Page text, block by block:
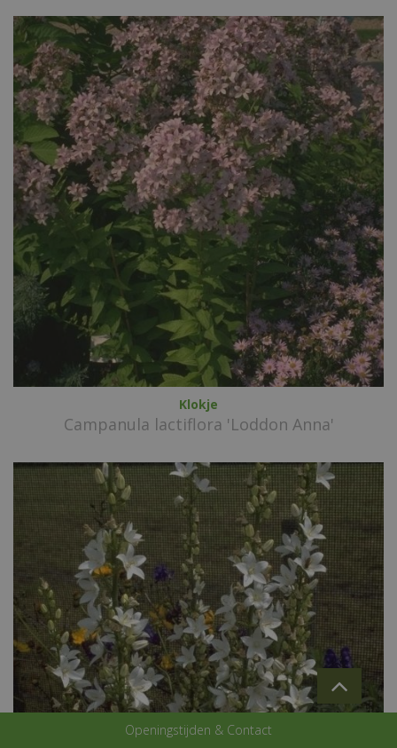
Klokje
Campanula lactiflora 'Loddon Anna'
Openingstijden & Contact